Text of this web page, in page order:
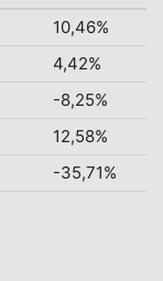
10,46%
4,42%
-8,25%
12,58%
-35,71%